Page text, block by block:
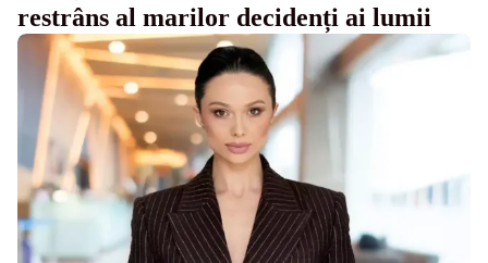
restrâns al marilor decidenți ai lumii